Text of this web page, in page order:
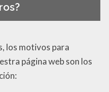
los motivos para
página web son los